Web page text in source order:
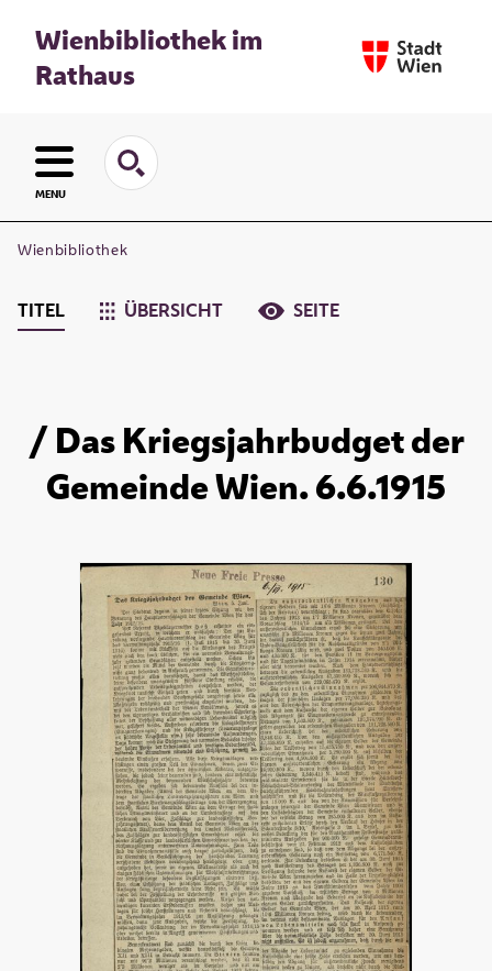
Wienbibliothek im
Rathaus
MENU
Wienbibliothek
TITEL ÜBERSICHT SEITE
/ Das Kriegsjahrbudget der
Gemeinde Wien. 6.6.1915